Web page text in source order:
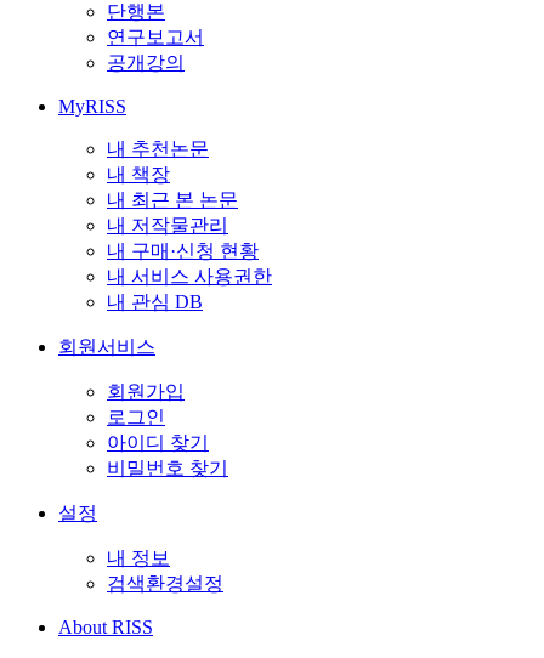
단행본
연구보고서
공개강의
MyRISS
내 추천논문
내 책장
내 최근 본 논문
내 저작물관리
내 구매·신청 현황
내 서비스 사용권한
내 관심 DB
회원서비스
회원가입
로그인
아이디 찾기
비밀번호 찾기
설정
내 정보
검색환경설정
About RISS